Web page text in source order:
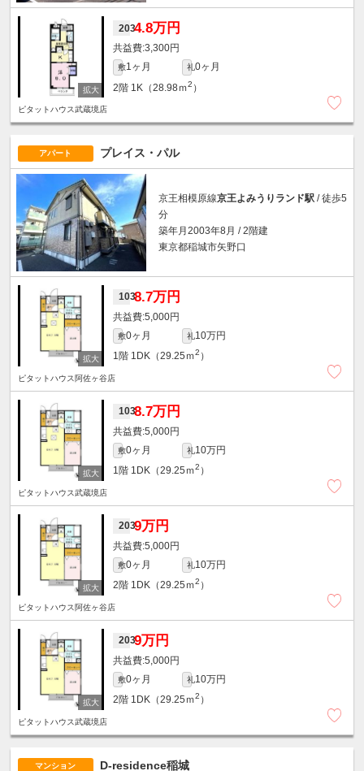
2034.8万円
3,300円
敷1ヶ月 礼0ヶ月
2階 1K（28.98ｍ2 ）
ピタットハウス武蔵境店
アパート プレイス・パル
京王相模原線京王よみうりランド駅 / 徒歩5
分
築年月2003年8月 / 2階建
東京都稲城市矢野口
1038.7万円
5,000円
敷0ヶ月 礼10万円
1階 1DK（29.25ｍ2 ）
ピタットハウス阿佐ヶ谷店
1038.7万円
5,000円
敷0ヶ月 礼10万円
1階 1DK（29.25ｍ2 ）
ピタットハウス武蔵境店
2039万円
5,000円
敷0ヶ月 礼10万円
2階 1DK（29.25ｍ2 ）
ピタットハウス阿佐ヶ谷店
2039万円
5,000円
敷0ヶ月 礼10万円
2階 1DK（29.25ｍ2 ）
ピタットハウス武蔵境店
マンション D-residence稲城